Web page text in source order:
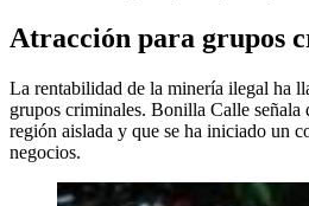
Atracción para grupos
La rentabilidad de la minería ilegal ha
grupos criminales. Bonilla Calle señala
región aislada y que se ha iniciado un
negocios.